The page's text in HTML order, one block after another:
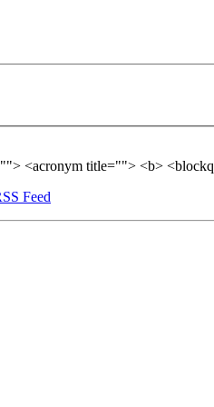
<acronym title=""> <b>
Feed